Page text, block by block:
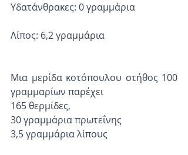
Υδατάνθρακες: 0 γραμμάρια
Λίπος: 6,2 γραμμάρια
Μια μερίδα κοτόπουλου στήθος 100
γραμμαρίων παρέχει
165 θερμίδες,
30 γραμμάρια πρωτεΐνης
3,5 γραμμάρια λίπους